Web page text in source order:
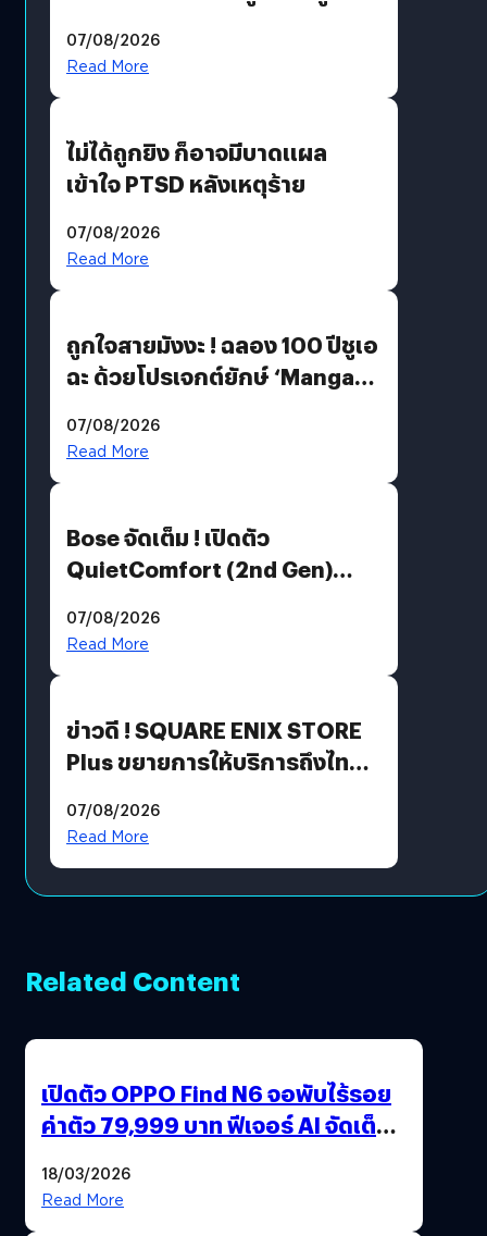
07/08/2026
Read More
ไม่ได้ถูกยิง ก็อาจมีบาดแผล
เข้าใจ PTSD หลังเหตุร้าย
07/08/2026
Read More
ถูกใจสายมังงะ ! ฉลอง 100 ปีชูเอ
ฉะ ด้วยโปรเจกต์ยักษ์ ‘Manga
มีภาษาไทยด้วย
07/08/2026
Read More
Bose จัดเต็ม ! เปิดตัว
QuietComfort (2nd Gen)
07/08/2026
Read More
ข่าวดี ! SQUARE ENIX STORE
Plus ขยายการให้บริการถึงไทย
โดยตรง
07/08/2026
Read More
Related Content
เปิดตัว OPPO Find N6 จอพับไร้รอย
ค่าตัว 79,999 บาท ฟีเจอร์ AI จัดเต็ม
18/03/2026
Read More